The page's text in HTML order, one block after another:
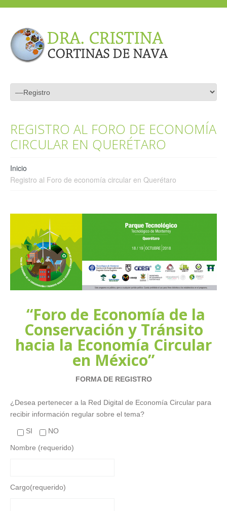
REGISTRO AL FORO DE ECONOMÍA
CIRCULAR EN QUERÉTARO
Inicio
Registro al Foro de economía circular en Querétaro
“Foro de Economía de la
Conservación y Tránsito
hacia la Economía Circular
en México”
FORMA DE REGISTRO
¿Desea pertenecer a la Red Digital de Economía Circular para
recibir información regular sobre el tema?
SI NO
Nombre (requerido)
Cargo(requerido)